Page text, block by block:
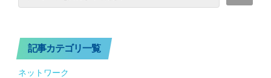
記事カテゴリ一覧
ネットワーク